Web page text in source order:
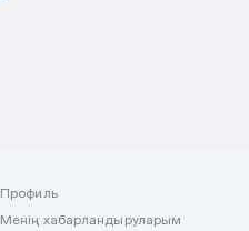
Профиль
Менің хабарландыруларым